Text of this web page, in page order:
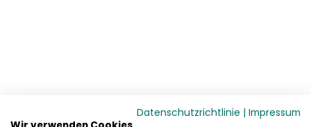
Datenschutzrichtlinie | Impressum